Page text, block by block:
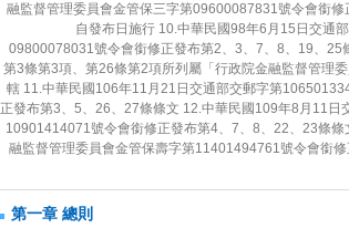
融監督管理委員會金管保三字第09600087831號令會銜
自發布日施行 10.中華民國98年6月15日交通
09800078031號令會銜修正發布第2、3、7、8、19、
第3條第3項、第26條第2項所列屬「行政院金融監督管理
轄 11.中華民國106年11月21日交通部交郵字第
正發布第3、5、26、27條條文 12.中華民國109年8月11
10901414071號令會銜修正發布第4、7、8、22、23條
融監督管理委員會金管保壽字第11401494761號令會銜
第一章 總則